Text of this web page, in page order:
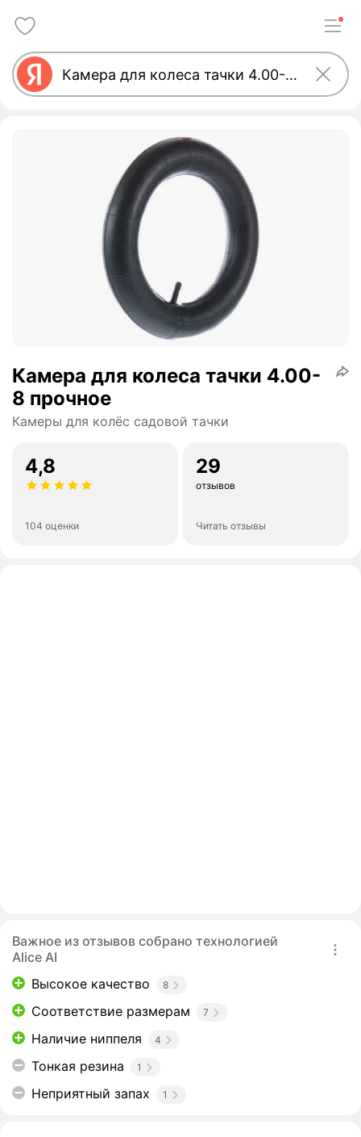
Камера для колеса тачки 4.00-
8 прочное
Камеры для колёс садовой тачки
4,8
104 оценки
29
отзывов
Читать отзывы
Важное из отзывов собрано технологией
Alice AI
Высокое качество
8
Соответствие размерам 7
Наличие ниппеля 4
Тонкая резина 1
Неприятный запах 1